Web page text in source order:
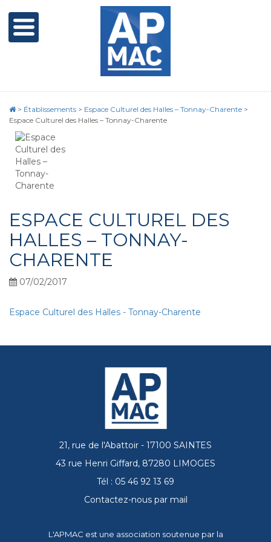
> Établissements > Espace Culturel des Halles – Tonnay-Charente >
Espace Culturel des Halles – Tonnay-Charente
ESPACE CULTUREL DES
HALLES – TONNAY-
CHARENTE
07/02/2017
Espace Culturel des Halles - Tonnay-Charente
21, rue de l'Abattoir - 17100 SAINTES
43 rue Henri Giffard, 87280 LIMOGES
Tél : 05 46 92 13 69
Contactez-nous par mail
L'APMAC est une association soutenue par la